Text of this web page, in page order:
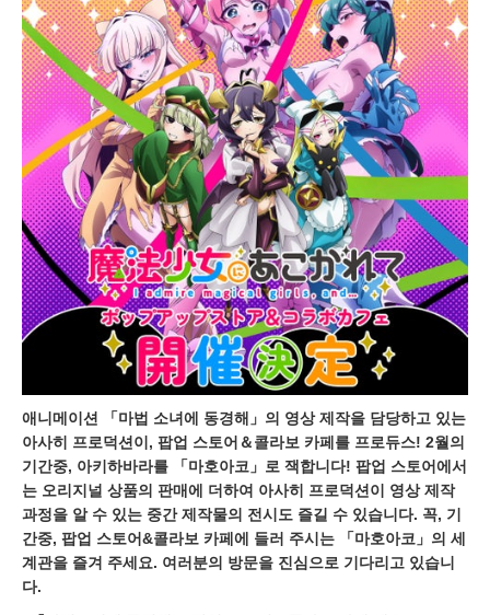
애니메이션 「마법 소녀에 동경해」의 영상 제작을 담당하고 있는
아사히 프로덕션이, 팝업 스토어＆콜라보 카페를 프로듀스! 2월의
기간중, 아키하바라를 「마호아코」로 잭합니다! 팝업 스토어에서
는 오리지널 상품의 판매에 더하여 아사히 프로덕션이 영상 제작
과정을 알 수 있는 중간 제작물의 전시도 즐길 수 있습니다. 꼭, 기
간중, 팝업 스토어&콜라보 카페에 들러 주시는 「마호아코」의 세
계관을 즐겨 주세요. 여러분의 방문을 진심으로 기다리고 있습니
다.